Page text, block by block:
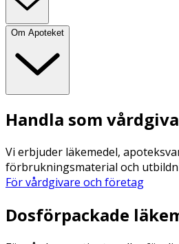
Om Apoteket
Handla som
Vi erbjuder läkemedel,
förbrukningsmaterial och
För vårdgivare och företag
Dosförpackade